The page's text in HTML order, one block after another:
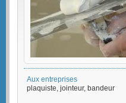
Aux entreprises
plaquiste, jointeur, bandeur